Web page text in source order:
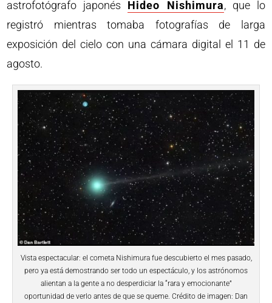
astrofotógrafo japonés Hideo Nishimura, que lo
registró mientras tomaba fotografías de larga
exposición del cielo con una cámara digital el 11 de
agosto.
Vista espectacular: el cometa Nishimura fue descubierto el mes pasado,
pero ya está demostrando ser todo un espectáculo, y los astrónomos
alientan a la gente a no desperdiciar la “rara y emocionante”
oportunidad de verlo antes de que se queme. Crédito de imagen: Dan